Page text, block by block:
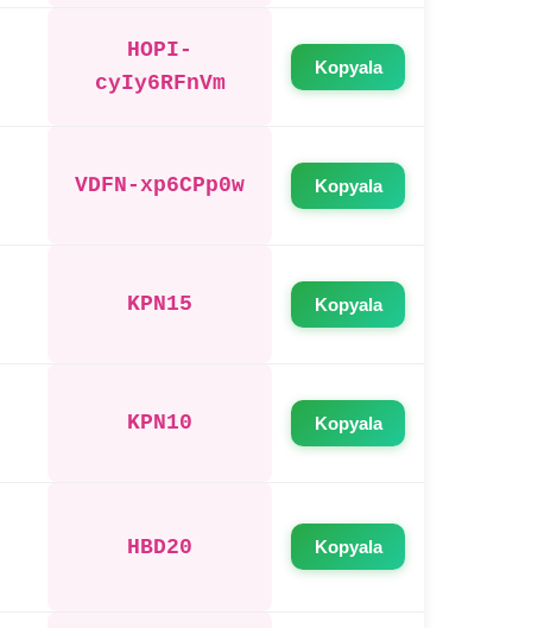
HOPI-
cyIy6RFnVm
Kopyala
VDFN-xp6CPp0w Kopyala
KPN15 Kopyala
KPN10 Kopyala
HBD20 Kopyala